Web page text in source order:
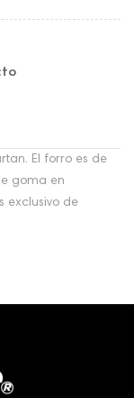
El forro es de
goma en
exclusivo de